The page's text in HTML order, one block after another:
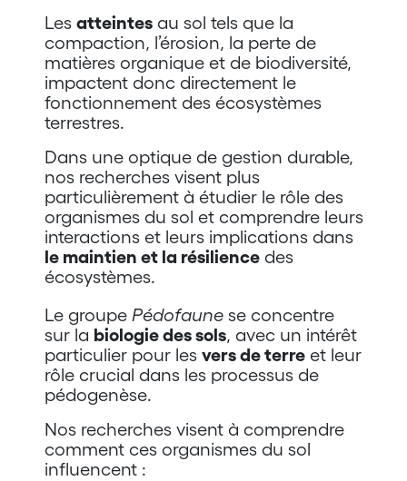
Les atteintesau sol tels que la
compaction, l’érosion, la perte de
matières organique et de biodiversité,
impactent donc directement le
fonctionnement des écosystèmes
terrestres.
Dans une optique de gestion durable,
nos recherches visent plus
particulièrement à étudier le rôle des
organismes du sol et comprendre leurs
interactions et leurs implications dans
le maintien et la résiliencedes
écosystèmes.
Le groupe Pédofaunese concentre
sur la biologie des sols, avec un intérêt
particulier pour les vers de terreet leur
rôle crucial dans les processus de
pédogenèse.
Nos recherches visent à comprendre
comment ces organismes du sol
influencent :